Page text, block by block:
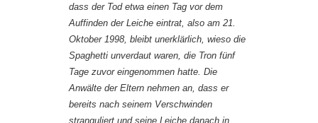
dass der Tod etwa einen Tag vor dem
Auffinden der Leiche eintrat, also am 21.
Oktober 1998, bleibt unerklärlich, wieso die
Spaghetti unverdaut waren, die Tron fünf
Tage zuvor eingenommen hatte. Die
Anwälte der Eltern nehmen an, dass er
bereits nach seinem Verschwinden
stranguliert und seine Leiche danach in